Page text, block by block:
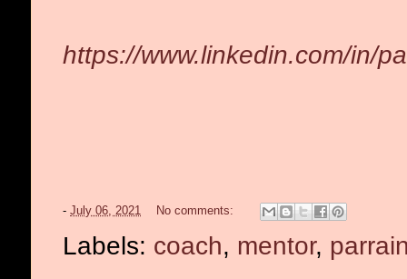
https://www.linkedin.com/in/
- July 06, 2021 No comments:
Labels: coach, mentor,